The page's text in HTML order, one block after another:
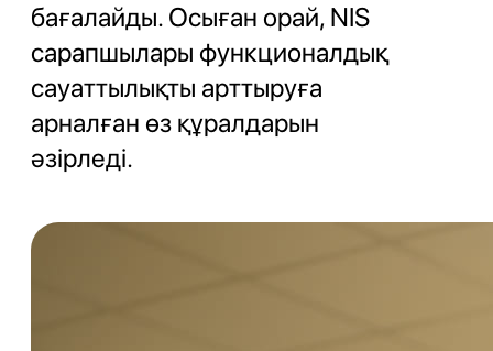
бағалайды. Осыған орай, NIS
сарапшылары функционалдық
сауаттылықты арттыруға
арналған өз құралдарын
әзірледі.